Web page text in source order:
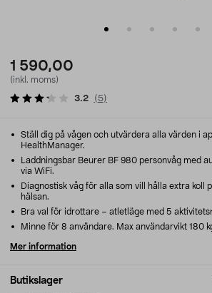
1 590,00
(inkl. moms)
3.2 ( 5)
Butikslager
Ställ dig på vågen och utvärdera alla värden i
HealthManager.
Laddningsbar Beurer BF 980 personvåg med
via WiFi.
Diagnostisk våg för alla som vill hålla extra koll
hälsan.
Bra val för idrottare – atletläge med 5
Minne för 8 användare. Max användarvikt 180
Mer information